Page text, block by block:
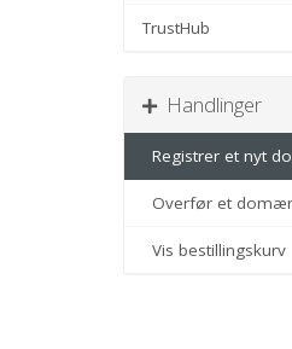
TrustHub
Handlinger
Registrer et nyt
Overfør et
Vis bestillingskurv